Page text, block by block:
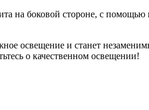
на боковой стороне, с
освещение и станет
о качественном освещении!